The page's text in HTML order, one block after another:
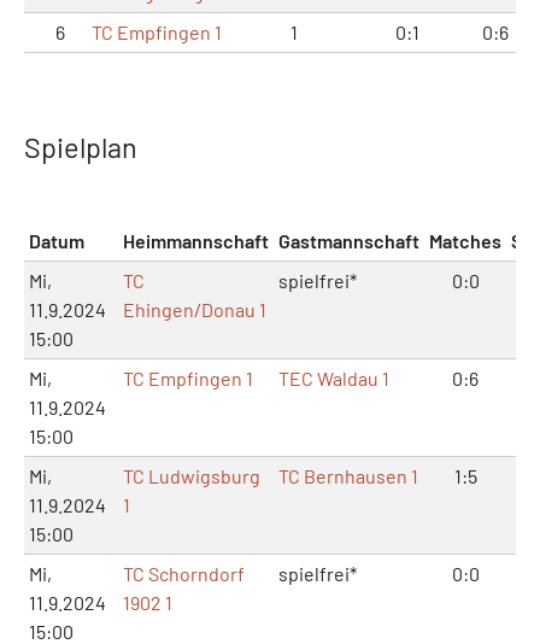
6 TC Empfingen 1 1 0:1 0:6
Spielplan
Datum Heimmannschaft Gastmannschaft Matches
Mi,
11.9.2024
15:00
TC
Ehingen/Donau 1
spielfrei* 0:0
Mi,
11.9.2024
15:00
TC Empfingen 1 TEC Waldau 1 0:6
Mi,
11.9.2024
15:00
TC Ludwigsburg
1
TC Bernhausen 1 1:5
Mi,
11.9.2024
15:00
TC Schorndorf
1902 1
spielfrei* 0:0